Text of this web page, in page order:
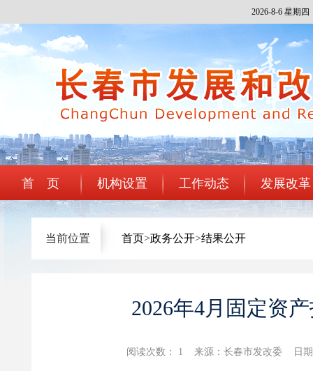
2026-8-6 星期四
首 页 机构设置 工作动态 发展改革
当前位置 首页>政务公开>结果公开
2026年4月固定资
阅读次数： 1 来源：长春市发改委 日期